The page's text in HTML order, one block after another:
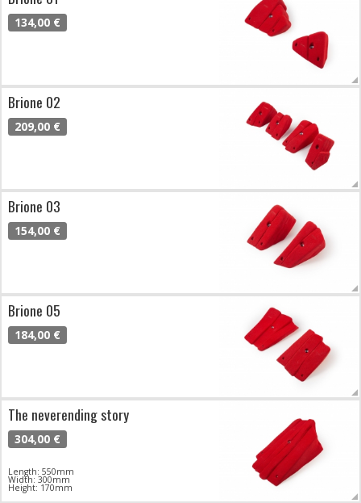
134,00 €
Brione 02
209,00 €
Brione 03
154,00 €
Brione 05
184,00 €
The neverending story
304,00 €
Length: 550mm
Width: 300mm
Height: 170mm